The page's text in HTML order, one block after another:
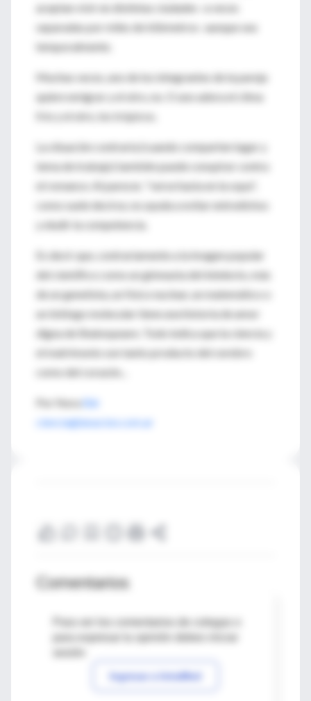
aceptan vivir en distintas ciudades -a veces
separadas por miles de kilómetros- aunque sea
temporalmente.
Muchas veces, uno de los integrantes de la pareja
quiere emigrar y el otro, no. O uno adora el clima
frío y el otro, los trópicos.
La situación contraria (cuando comparten lugar y
tema de trabajo) también puede conspirar contra
el romance. Al parecer, "verse hasta en la sopa",
como suele decirse, no ayuda a evitar entredichos
y eludir la competencia.
Es decir que, contrariamente a la imagen popular
del científico como un gimnasta del intelecto, más
de un genetista, un físico nuclear, un matemático o
un biólogo molecular tiene una historia de amor
digna de Shakespeare. Todo indica que la ciencia y
el matrimonio son tanto producto del cerebro
como del corazón...
Por Nora Bär
ciencia@lanacion.com.ar
Comentarios
Para ver los comentarios de colegas o
Ingresar a IntraMed